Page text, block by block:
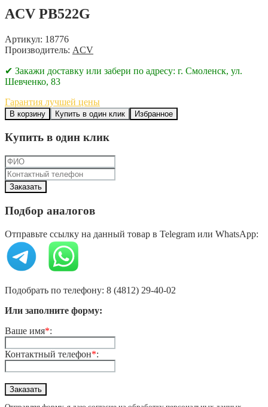
ACV PB522G
Артикул: 18776
Производитель: ACV
✔ Закажи доставку или забери по адресу: г. Смоленск, ул.
Шевченко, 83
Гарантия лучшей цены
В корзину Купить в один клик Избранное
Купить в один клик
Подбор аналогов
Отправьте ссылку на данный товар в Telegram или WhatsApp:
Подобрать по телефону: 8 (4812) 29-40-02
Или заполните форму:
Ваше имя*:
Контактный телефон*: